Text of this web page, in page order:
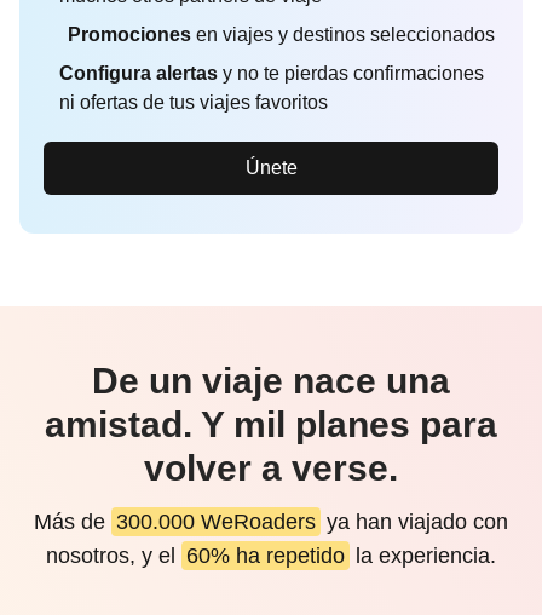
Promociones en viajes y destinos seleccionados
Configura alertasy no te pierdas confirmaciones
ni ofertas de tus viajes favoritos
Únete
De un viaje nace una
amistad. Y mil planes para
volver a verse.
Más de 300.000 WeRoaders ya han viajado con
nosotros, y el
60% ha repetido la experiencia.